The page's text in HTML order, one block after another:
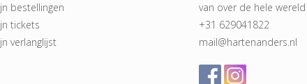
bestellingen
tickets
verlanglijst
van over de hele wereld
+31 629041822
mail@hartenanders.nl